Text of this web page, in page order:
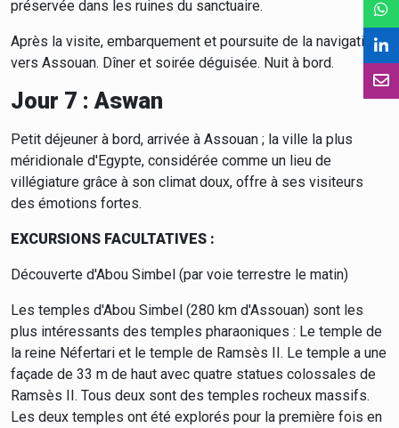
préservée dans les ruines du sanctuaire.
Après la visite, embarquement et poursuite de la navigation
vers Assouan. Dîner et soirée déguisée. Nuit à bord.
Jour 7 : Aswan
Petit déjeuner à bord, arrivée à Assouan ; la ville la plus
méridionale d'Egypte, considérée comme un lieu de
villégiature grâce à son climat doux, offre à ses visiteurs
des émotions fortes.
EXCURSIONS FACULTATIVES :
Découverte d'Abou Simbel (par voie terrestre le matin)
Les temples d'Abou Simbel (280 km d'Assouan) sont les
plus intéressants des temples pharaoniques : Le temple de
la reine Néfertari et le temple de Ramsès II. Le temple a une
façade de 33 m de haut avec quatre statues colossales de
Ramsès II. Tous deux sont des temples rocheux massifs.
Les deux temples ont été explorés pour la première fois en